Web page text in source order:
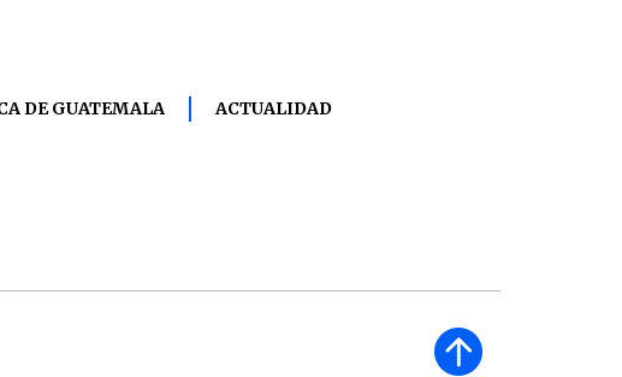
DE GUATEMALA ACTUALIDAD